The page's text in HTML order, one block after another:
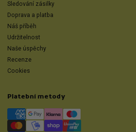
Sledování zásilky
Doprava a platba
Náš příběh
Udržitelnost
Naše úspěchy
Recenze
Cookies
Platební metody